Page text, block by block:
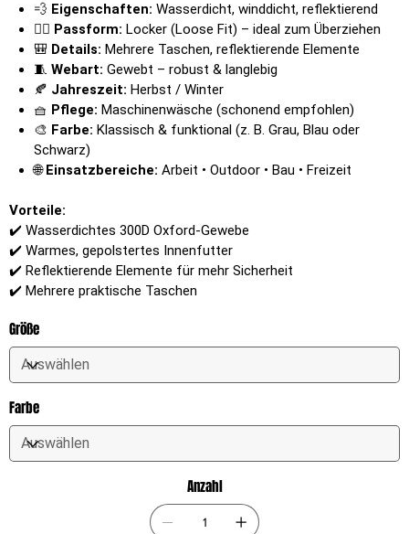
💨 Eigenschaften: Wasserdicht, winddicht, reflektierend
🧍‍♂️ Passform: Locker (Loose Fit) – ideal zum Überziehen
🎒 Details: Mehrere Taschen, reflektierende Elemente
🧵 Webart: Gewebt – robust & langlebig
🍂 Jahreszeit: Herbst / Winter
🧺 Pflege: Maschinenwäsche (schonend empfohlen)
🎨 Farbe: Klassisch & funktional (z. B. Grau, Blau oder
Schwarz)
🌐Einsatzbereiche: Arbeit • Outdoor • Bau • Freizeit
Vorteile:
✔️ Wasserdichtes 300D Oxford-Gewebe
✔️ Warmes, gepolstertes Innenfutter
✔️ Reflektierende Elemente für mehr Sicherheit
✔️ Mehrere praktische Taschen
Größe
Farbe
Anzahl